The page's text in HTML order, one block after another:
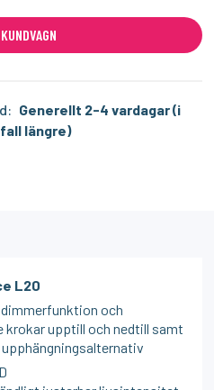
Generellt 2-4 vardagar (i
längre)
L20
och
krokar upptill och nedtill samt